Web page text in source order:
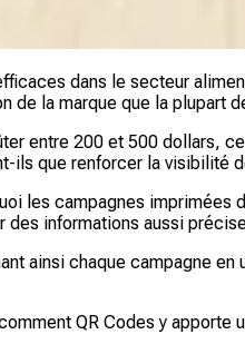
dans le secteur
la marque que la plupart
entre 200 et 500 dollars,
ils que renforcer la visibilité
les campagnes
des informations aussi
ainsi chaque campagne
QR Codes y apporte